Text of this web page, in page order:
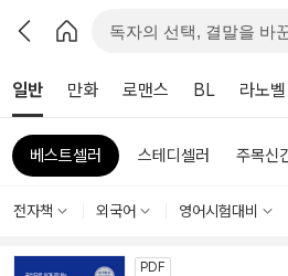
일반 만화 로맨스 BL 라노벨
베스트셀러 스테디셀러 주목신
전자책 외국어 영어시험대비
PDF